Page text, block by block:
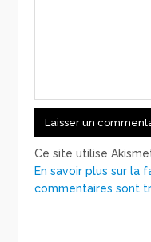
Ce site utilise
En savoir plus sur la
commentaires sont